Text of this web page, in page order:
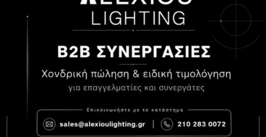
Κατάστημα Χαλάνδρι:Σαρανταπόρου 55, 15232, Χαλάνδρι
sales@alexioulighting.gr
210 283 0072
6983123181